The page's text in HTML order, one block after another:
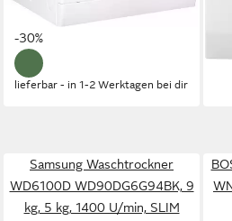
18,55 €
mtl. in 48 Raten
-30%
lieferbar - in 1-2 Werktagen bei dir
Samsung Waschtrockner
WD6100D WD90DG6G94BK, 9
kg, 5 kg, 1400 U/min, SLIM